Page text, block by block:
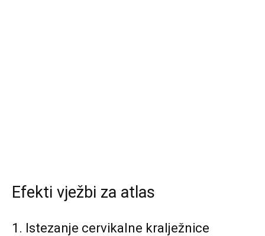
Efekti vježbi za atlas
1. Istezanje cervikalne kralježnice